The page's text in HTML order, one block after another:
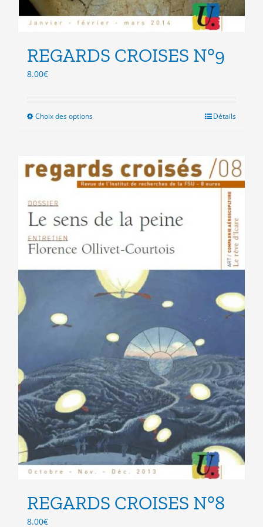
REGARDS CROISES N°9
8.00€
Choix des optionsCe
variations.
Les
être
sur
page
du
produit
Détails
REGARDS CROISES N°8
8.00€